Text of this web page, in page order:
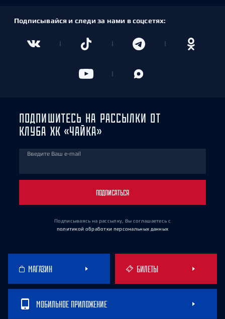
Подписывайся и следи за нами в соцсетях:
ПОДПИШИТЕСЬ НА РАССЫЛКИ ОТ
КЛУБА ХК «ЧАЙКА»
Введите Ваш e-mail
ПОДПИСАТЬСЯ
Подписываясь на рассылку, Вы соглашаетесь с
политикой обработки персональных данных
МАГАЗИН БИЛЕТЫ
МОБИЛЬНОЕ ПРИЛОЖЕНИЕ